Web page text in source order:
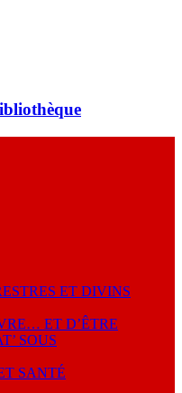
ET DIVINS
ET D’ÊTRE
SOUS
SANTÉ